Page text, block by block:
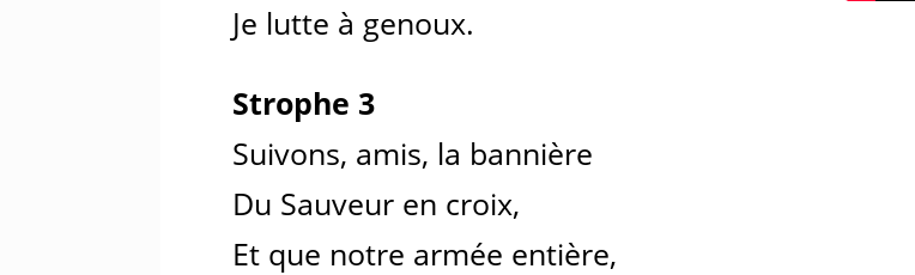
Je lutte à genoux.
Strophe 3
Suivons, amis, la bannière
Du Sauveur en croix,
Et que notre armée entière,